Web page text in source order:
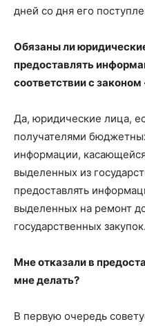
дней со дня его
Обязаны ли
предоставлять
соответствии с
Да, юридические лица,
получателями
информации,
выделенных из
предоставлять
выделенных на ремонт
государственных закупок.
Мне отказали в
мне делать?
В первую очередь